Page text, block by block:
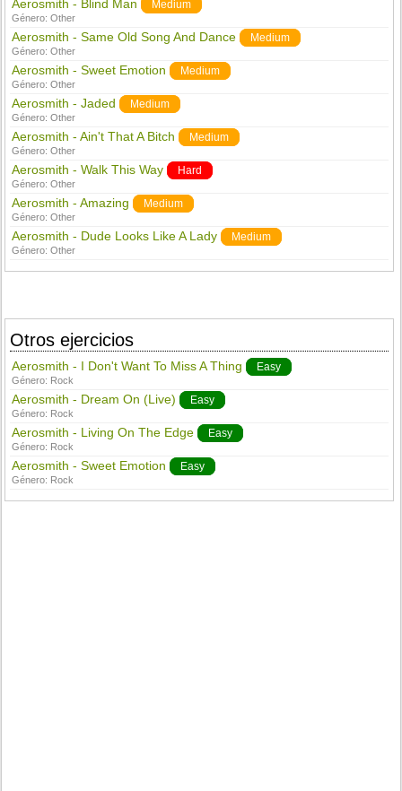
Aerosmith - Blind Man Medium
Género:Other
Aerosmith - Same Old Song And Dance Medium
Género:Other
Aerosmith - Sweet Emotion Medium
Género:Other
Aerosmith - Jaded Medium
Género:Other
Aerosmith - Ain't That A Bitch Medium
Género:Other
Aerosmith - Walk This Way Hard
Género:Other
Aerosmith - Amazing Medium
Género:Other
Aerosmith - Dude Looks Like A Lady Medium
Género:Other
Otros ejercicios
Aerosmith - I Don't Want To Miss A Thing Easy
Género: Rock
Aerosmith - Dream On (Live) Easy
Género: Rock
Aerosmith - Living On The Edge Easy
Género: Rock
Aerosmith - Sweet Emotion Easy
Género: Rock